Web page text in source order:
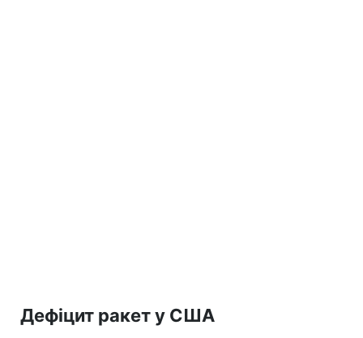
Дефіцит ракет у США